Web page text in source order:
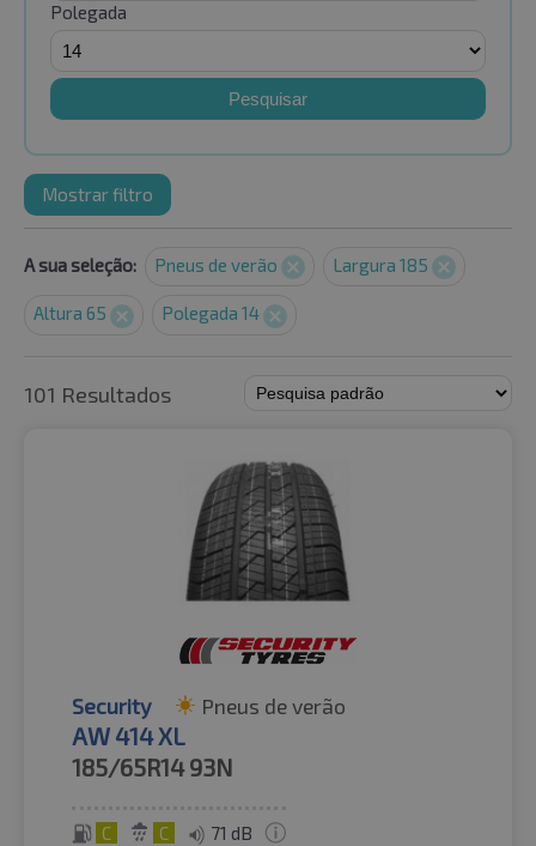
Polegada
Pesquisar
Mostrar filtro
A sua seleção: Pneus de verão Largura 185
Altura 65 Polegada 14
101 Resultados
Security Pneus de verão
AW 414 XL
185/65R14 93N
C C 71 dB